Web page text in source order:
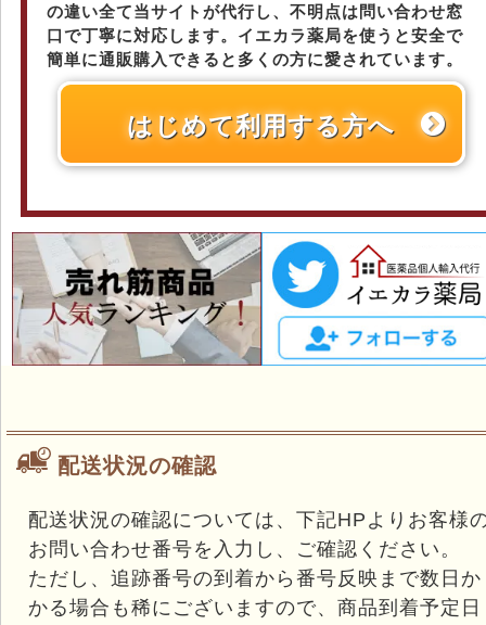
の違い全て当サイトが代行し、不明点は問い合わせ窓
口で丁寧に対応します。イエカラ薬局を使うと安全で
簡単に通販購入できると多くの方に愛されています。
はじめて利用する方へ
配送状況の確認
配送状況の確認については、下記HPよりお客様
お問い合わせ番号を入力し、ご確認ください。
ただし、追跡番号の到着から番号反映まで数日か
かる場合も稀にございますので、商品到着予定日